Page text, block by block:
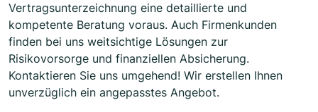
Vertragsunterzeichnung eine detaillierte und
kompetente Beratung voraus. Auch Firmenkunden
finden bei uns weitsichtige Lösungen zur
Risikovorsorge und finanziellen Absicherung.
Kontaktieren Sie uns umgehend! Wir erstellen Ihnen
unverzüglich ein angepasstes Angebot.